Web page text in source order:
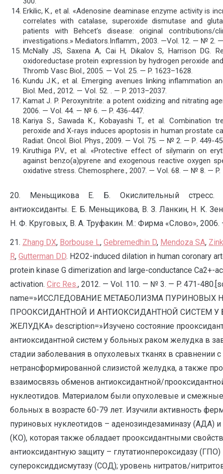
Erkilic, K., et al. «Adenosine deaminase enzyme activity is
correlates with catalase, superoxide dismutase and
patients with Behcet’s disease: original contributions/
investigations.» Mediators.Inflamm., 2003. —Vol. 12. — № 2. —
McNally JS, Saxena A, Cai H, Dikalov S, Harrison DG.
oxidoreductase protein expression by hydrogen peroxide
Thromb Vasc Biol., 2005. — Vol. 25. — P. 1623–1628.
Kundu J.K., et al. Emerging avenues linking inflammation
Biol. Med., 2012. — Vol. 52. . — P. 2013–2037.
Kamat J. P. Peroxynitrite: a potent oxidizing and nitrating
2006. — Vol. 44. — № 6. — P. 436-447.
Kariya S., Sawada K., Kobayashi T., et al. Combination
peroxide and X-rays induces apoptosis in human prostate
Radiat. Oncol. Biol. Phys., 2009. — Vol. 75. — № 2. — Р. 449-
Kiruthiga P.V., et al. «Protective effect of silymarin on
against benzo(a)pyrene and exogenous reactive oxygen
oxidative stress. Chemosphere., 2007. — Vol. 68. — № 8. — P.
20. Меньщикова Е. Б. Окислительный стресс.
антиоксиданты. Е. Б. Меньщикова, В. З. Ланкин, Н. К.
Н. Ф. Круговых, В. А. Труфакин. М.: Фирма «Слово», 2006.
21. Zhang DX, Borbouse L, Gebremedhin D, Mendoza SA,
R, Gutterman DD. H2O2-induced dilation in human coronary
protein kinase G dimerization and large-conductance Ca2+-
activation. Circ Res. , 2012. — Vol. 110. — № 3. — P. 471-
name=»ИССЛЕДОВАНИЕ МЕТАБОЛИЗМА ПУРИНОВЫХ
ПРООКСИДАНТНОЙ И АНТИОКСИДАНТНОЙ СИСТЕМ
ЖЕЛУДКА» description=»Изучено состояние
антиоксидантной систем у больных раком желудка в
стадии заболевания в опухолевых тканях в сравнении с
нетрансформированной слизистой желудка, а также
взаимосвязь обменов антиоксидантной/
нуклеотидов. Материалом были опухолевые и
больных в возрасте 60-79 лет. Изучили активность
пуриновых нуклеотидов – аденозиндезаминазу (АДА) и
(КО), которая также обладает прооксидантными
антиоксидантную защиту – глутатионпероксидазу (ГПО)
супероксиддисмутазу (СОД); уровень нитратов/